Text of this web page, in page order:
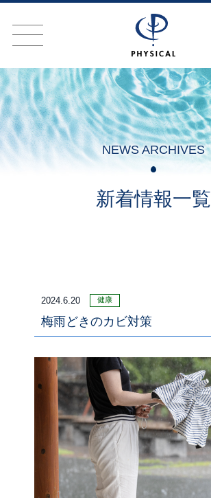
NEWS ARCHIVES
新着情報一覧
2024.6.20 健康
梅雨どきのカビ対策